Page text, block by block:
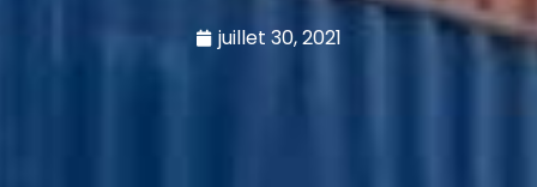
juillet 30, 2021